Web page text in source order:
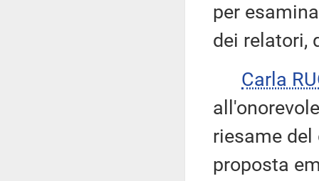
per
dei relatori,
Carla
riesame
proposta